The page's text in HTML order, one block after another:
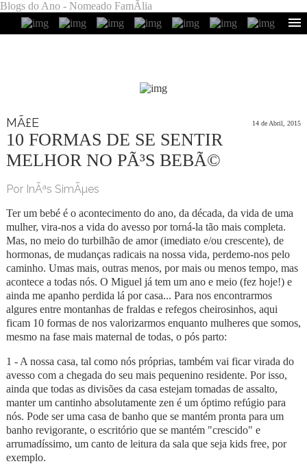
Blogs do Ano - Nomeado FamÃ­lia
MÃ£E 14 de Abril, 2015
10 FORMAS DE SE SENTIR
MELHOR NO PÃ³S BEBÃ©
Por InÃªs SimÃµes
Ter um bebé é o acontecimento do ano, da década, da vida de uma
mulher, vira-nos a vida do avesso por torná-la tão mais completa.
Mas, no meio do turbilhão de amor (imediato e/ou crescente), de
hormonas, de mudanças radicais na nossa vida, perdemo-nos pelo
caminho. Umas mais, outras menos, por mais ou menos tempo, mas
acontece a todas nós. O Miguel já tem um ano e meio (fez hoje!) e
ainda me apanho perdida lá por casa... Para nos encontrarmos
algures entre montanhas de fraldas e refegos cheirosinhos, aqui
ficam 10 formas de nos valorizarmos enquanto mulheres que somos,
mesmo na fase mais maternal de todas, o pós parto:
1 - A nossa casa, tal como nós próprias, também vai ficar virada do
avesso com a chegada do seu mais pequenino residente. Por isso,
ainda que todas as divisões da casa estejam tomadas de assalto,
manter um cantinho absolutamente zen é um óptimo refúgio para
nós. Pode ser uma casa de banho que se mantém pronta para um
banho revigorante, o escritório que se mantém "crescido" e
arrumadíssimo, um canto de leitura da sala que seja kids free, por
exemplo.